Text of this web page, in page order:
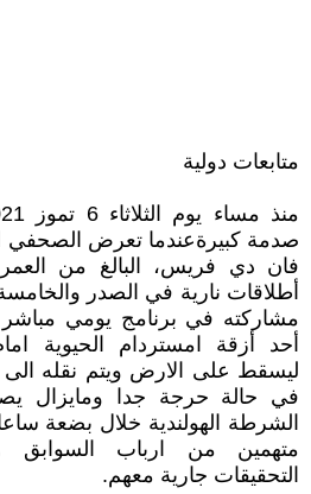
متابعات دولية
صدمة كبيرةعندما تعرض الصحفي
أطلاقات نارية في الصدر
أحد أزقة امستردام الحيوية
ليسقط على الارض ويتم نقله
في حالة حرجة جدا ومايزال
متهمين من ارباب السوابق
التحقيقات جارية معهم.